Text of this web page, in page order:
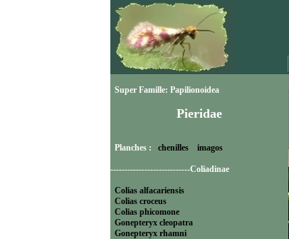
Super Famille: Papilionoidea
Pieridae
Planches : chenilles imagos
----------------------------Coliadinae
Colias alfacariensis
Colias croceus
Colias phicomone
Gonepteryx cleopatra
Gonepteryx rhamni